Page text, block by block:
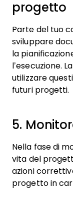
progetto
Parte del tuo
sviluppare
la
l’esecuzione.
utilizzare
futuri progetti.
5.
Nella fase di
vita del
azioni
progetto in